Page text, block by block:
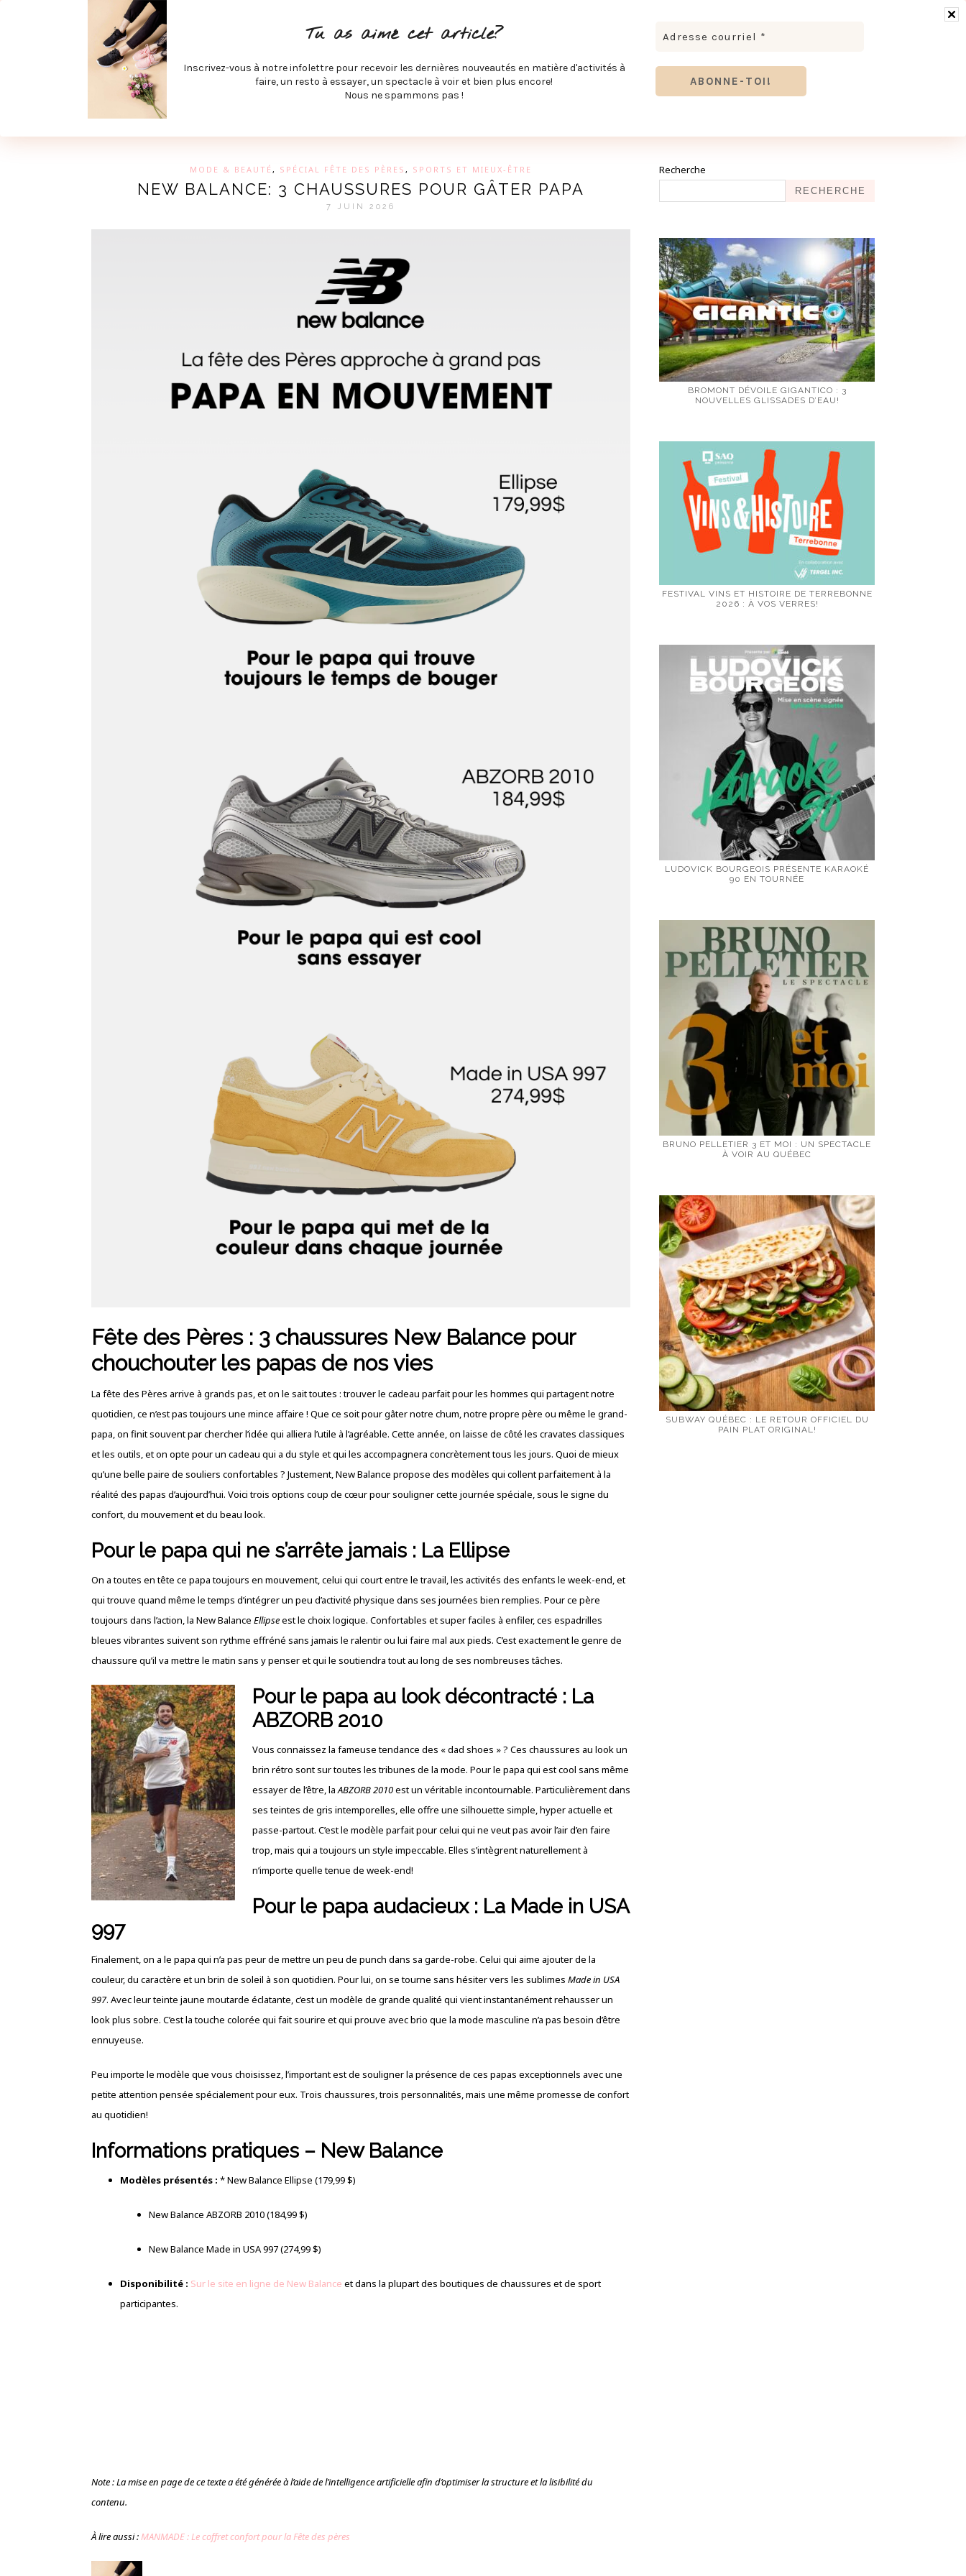
SPÉCIAL RENTRÉE
LECTURE ET FILMS PRODUITS À DÉCOUVRIR
JOINDRE MEVE ET CIE | COLLABORATIONS & MÉDIAS MEVE ET CIE
MODE & BEAUTÉ, SPÉCIAL FÊTE DES PÈRES , SPORTS ET MIEUX-ÊTRE
NEW BALANCE: 3 CHAUSSURES POUR GÂTER PAPA
7 JUIN 2026
Fête des Pères : 3 chaussures New Balance pour
chouchouter les papas de nos vies
La fête des Pères arrive à grands pas, et on le sait toutes : trouver le cadeau parfait pour les hommes qui partagent notre
quotidien, ce n’est pas toujours une mince affaire ! Que ce soit pour gâter notre chum, notre propre père ou même le grand-
papa, on finit souvent par chercher l’idée qui alliera l’utile à l’agréable. Cette année, on laisse de côté les cravates classiques
et les outils, et on opte pour un cadeau qui a du style et qui les accompagnera concrètement tous les jours. Quoi de mieux
qu’une belle paire de souliers confortables ? Justement, New Balance propose des modèles qui collent parfaitement à la
réalité des papas d’aujourd’hui. Voici trois options coup de cœur pour souligner cette journée spéciale, sous le signe du
confort, du mouvement et du beau look.
Pour le papa qui ne s’arrête jamais : La Ellipse
On a toutes en tête ce papa toujours en mouvement, celui qui court entre le travail, les activités des enfants le week-end, et
qui trouve quand même le temps d’intégrer un peu d’activité physique dans ses journées bien remplies. Pour ce père
toujours dans l’action, la New Balance Ellipseest le choix logique. Confortables et super faciles à enfiler, ces espadrilles
bleues vibrantes suivent son rythme effréné sans jamais le ralentir ou lui faire mal aux pieds. C’est exactement le genre de
chaussure qu’il va mettre le matin sans y penser et qui le soutiendra tout au long de ses nombreuses tâches.
Pour le papa au look décontracté : La
ABZORB 2010
Vous connaissez la fameuse tendance des « dad shoes » ? Ces chaussures au look un
brin rétro sont sur toutes les tribunes de la mode. Pour le papa qui est cool sans même
essayer de l’être, laABZORB 2010est un véritable incontournable. Particulièrement dans
ses teintes de gris intemporelles, elle offre une silhouette simple, hyper actuelle et
passe-partout. C’est le modèle parfait pour celui qui ne veut pas avoir l’air d’en faire
trop, mais qui a toujours un style impeccable. Elles s’intègrent naturellement à
n’importe quelle tenue de week-end!
Pour le papa audacieux : La Made in USA
997
Finalement, on a le papa qui n’a pas peur de mettre un peu de punch dans sa garde-robe. Celui qui aime ajouter de la
couleur, du caractère et un brin de soleil à son quotidien. Pour lui, on se tourne sans hésiter vers les sublimes Made in USA
997. Avec leur teinte jaune moutarde éclatante, c’est un modèle de grande qualité qui vient instantanément rehausser un
look plus sobre. C’est la touche colorée qui fait sourire et qui prouve avec brio que la mode masculine n’a pas besoin d’être
ennuyeuse.
Peu importe le modèle que vous choisissez, l’important est de souligner la présence de ces papas exceptionnels avec une
petite attention pensée spécialement pour eux. Trois chaussures, trois personnalités, mais une même promesse de confort
au quotidien!
Informations pratiques – New Balance
Modèles présentés : * New Balance Ellipse (179,99 $)
New Balance ABZORB 2010 (184,99 $)
New Balance Made in USA 997 (274,99 $)
Disponibilité : Sur le site en ligne de New Balance et dans la plupart des boutiques de chaussures et de sport
participantes.
Note : La mise en page de ce texte a été générée à l’aide de l’intelligence artificielle afin d’optimiser la structure et la lisibilité du
contenu.
À lire aussi :MANMADE : Le coffret confort pour la Fête des pères
Tu as aimé cet article?
Inscrivez-vous à notre infolettre pour recevoir les dernières nouveautés en matière d'activités à
faire, un resto à essayer, un spectacle à voir et bien plus encore!
Nous ne spammons pas !
Recherche
RECHERCHE
BROMONT DÉVOILE GIGANTICO : 3
NOUVELLES GLISSADES D’EAU!
FESTIVAL VINS ET HISTOIRE DE TERREBONNE
2026 : À VOS VERRES!
LUDOVICK BOURGEOIS PRÉSENTE KARAOKÉ
90 EN TOURNÉE
BRUNO PELLETIER 3 ET MOI : UN SPECTACLE
À VOIR AU QUÉBEC
SUBWAY QUÉBEC : LE RETOUR OFFICIEL DU
PAIN PLAT ORIGINAL!